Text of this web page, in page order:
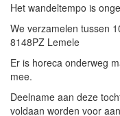
Het wandeltempo is
We verzamelen tussen
8148PZ Lemele
Er is horeca onderweg
mee.
Deelname aan deze
voldaan worden voor